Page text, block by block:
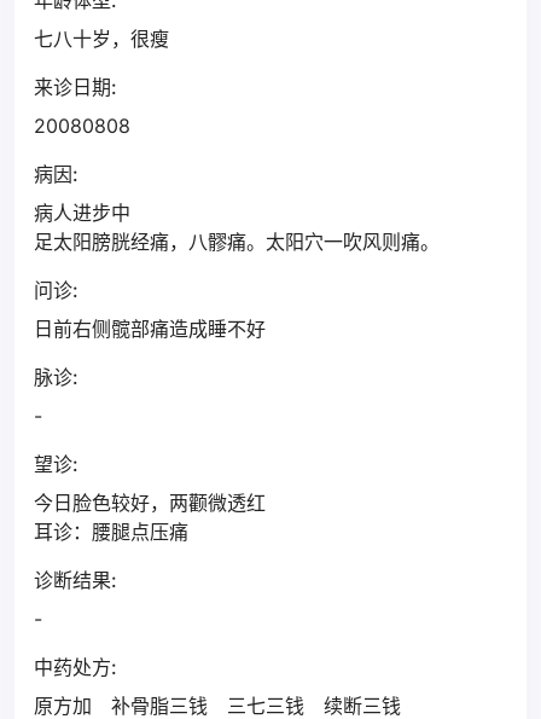
七八十岁，很瘦
来诊日期:
20080808
病因:
病人进步中
足太阳膀胱经痛，八髎痛。太阳穴一吹风则痛。
问诊:
日前右侧髋部痛造成睡不好
脉诊:
-
望诊:
今日脸色较好，两颧微透红
耳诊：腰腿点压痛
诊断结果:
-
中药处方:
原方加 补骨脂三钱 三七三钱 续断三钱